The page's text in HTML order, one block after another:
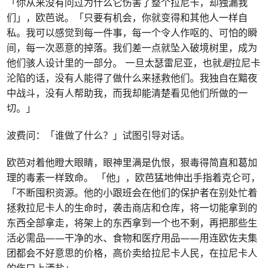
们」，欧芭说。「只要有机会，你就变得和其他人一样自
私。我可以感觉到每一件事，每一个令人作呕的、可怕的瞬
间，每一次恶意的掉落。我们差一点就坠入破境树里，成为
他们骇人设计里的一部分。 一旦太瑟雷尼亚，也就是拉尼卡
沦陷的话，没有人能得了做什么来拯救他们。我独自在黯夜
中战斗，没有人帮助我，而我却能清楚看见他们所做的一
切。」
波费问：「谁做了什么？」试图引导对话。
欧芭对着他瞪大眼睛，眼神里满是仇恨，狠毒得简直和葛加
理的毒素一样致命。 「他」，欧芭猛地伸出手指着克仑可，
「不断囤积资源。他的小跟班会在他们的保护者在别处忙着
拯救拉尼卡人的生命时，袭击商店和仓库，将一切能拿到的
东西全部拿走，将架上的东西拿到一个也不剩，再把那些生
活必需品——干净的水、食物和医疗用品——用连欧佐夫集
团都会不好意思的价格，高价卖给拉尼卡人民，在拉尼卡人